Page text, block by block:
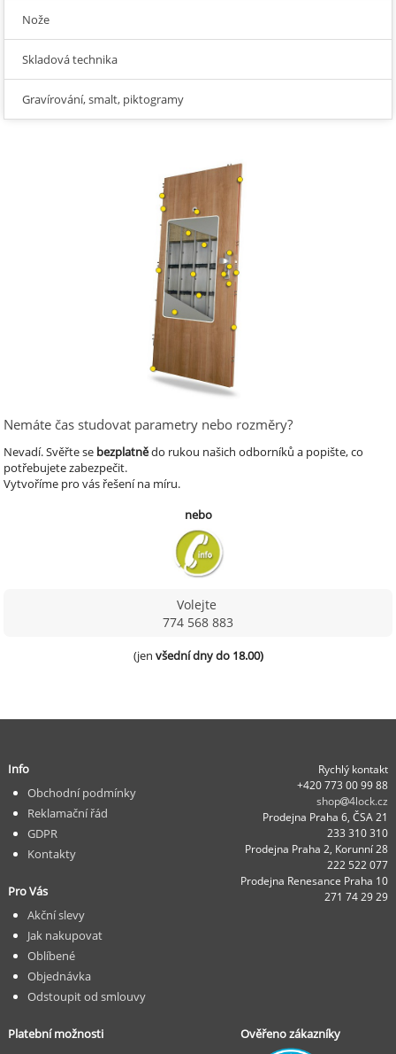
Nože
Skladová technika
Gravírování, smalt, piktogramy
Nemáte čas studovat parametry nebo rozměry?
Nevadí.Svěřte se bezplatnědo rukou našich odborníků a popište, co
potřebujete zabezpečit.
Vytvoříme pro vás řešení na míru.
nebo
Volejte
774 568 883
(jen všední dny do 18.00)
Rychlý kontakt
+420 773 00 99 88
shop
4lock.cz
Prodejna Praha 6, ČSA 21
233 310 310
Prodejna Praha 2, Korunní 28
222 522 077
Prodejna Renesance Praha 10
271 74 29 29
Info
Obchodní podmínky
Reklamační řád
GDPR
Kontakty
Pro Vás
Akční slevy
Jak nakupovat
Oblíbené
Objednávka
Odstoupit od smlouvy
Platební možnosti Ověřeno zákazníky